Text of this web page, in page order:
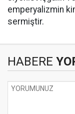
emperyalizmin
sermiştir.
HABERE